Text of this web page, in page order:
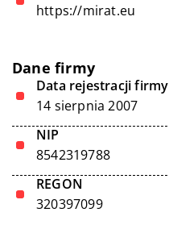
https://mirat.eu
Dane firmy
Data rejestracji firmy
14 sierpnia 2007
NIP
8542319788
REGON
320397099